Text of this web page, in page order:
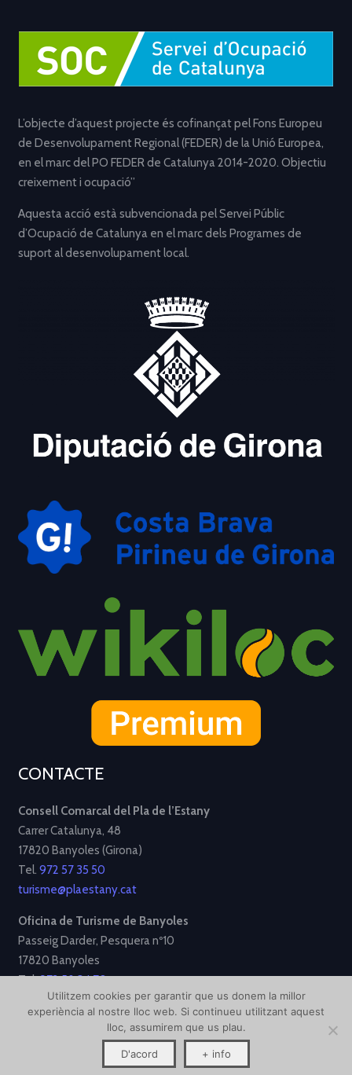
L’objecte d’aquest projecte és cofinançat pel Fons Europeu
de Desenvolupament Regional (FEDER) de la Unió Europea,
en el marc del PO FEDER de Catalunya 2014-2020. Objectiu
creixement i ocupació”
Aquesta acció està subvencionada pel Servei Públic
d’Ocupació de Catalunya en el marc dels Programes de
suport al desenvolupament local.
CONTACTE
Consell Comarcal del Pla de l’Estany
Carrer Catalunya, 48
17820 Banyoles (Girona)
Tel. 972 57 35 50
turisme@plaestany.cat
Oficina de Turisme de Banyoles
Passeig Darder, Pesquera nº10
17820 Banyoles
Tel.972 58 34 70
turisme@ajbanyoles.org
[Política de Privacitat][Política de Cookies]
Disseny i desenvolupament perCreative Corner
Utilitzem cookies per garantir que us donem la millor
experiència al nostre lloc web. Si continueu utilitzant aquest
lloc, assumirem que us plau.
D'acord + info